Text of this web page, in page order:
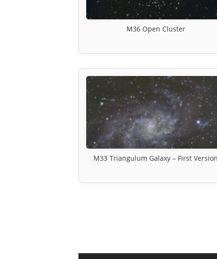
M36 Open Cluster
M33 Triangulum Galaxy – First Version